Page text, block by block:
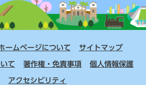
ームページについて サイトマップ
て 著作権・免責事項 個人情報保護
アクセシビリティ